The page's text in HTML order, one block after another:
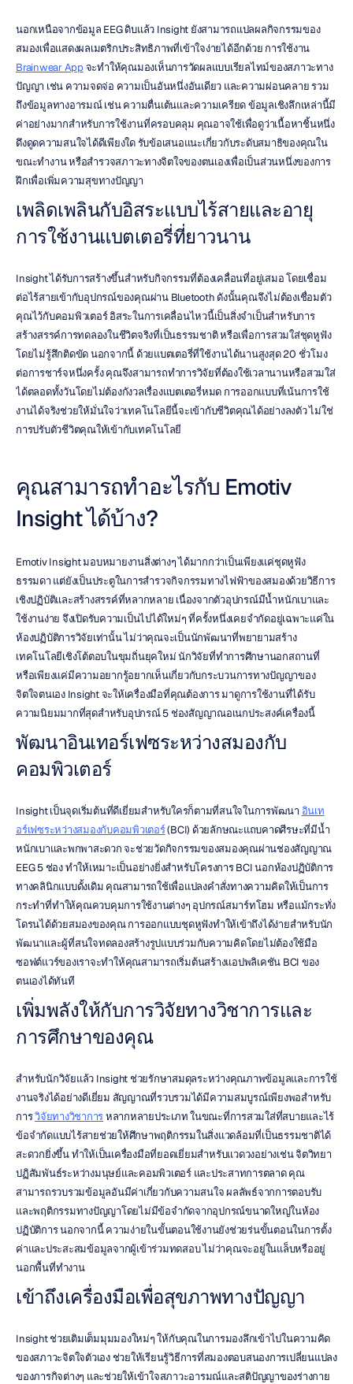
นอกเหนือจากข้อมูล EEG ดิบแล้ว Insight ยังสามารถแปลผลกิจกรรมของ
Brainwear App จะทำให้คุณมองเห็นการวัดผลแบบเรียลไทม์ของสภาวะทาง
ปัญญา เช่น ความจดจ่อ ความเป็นอันหนึ่งอันเดียว และความผ่อนคลาย รวม
ถึงข้อมูลทางอารมณ์ เช่น ความตื่นเต้นและความเครียด ข้อมูลเชิงลึกเหล่านี้มี
ค่าอย่างมากสำหรับการใช้งานที่ครอบคลุม คุณอาจใช้เพื่อดูว่าเนื้อหาชิ้นหนึ่ง
ดึงดูดความสนใจได้ดีเพียงใด รับข้อเสนอแนะเกี่ยวกับระดับสมาธิของคุณใน
ขณะทำงาน หรือสำรวจสภาวะทางจิตใจของตนเองเพื่อเป็นส่วนหนึ่งของการ
ฝึกเพื่อเพิ่มความสุขทางปัญญา
เพลิดเพลินกับอิสระแบบไร้สายและอายุ
การใช้งานแบตเตอรี่ที่ยาวนาน
Insight ได้รับการสร้างขึ้นสำหรับกิจกรรมที่ต้องเคลื่อนที่อยู่เสมอ โดยเชื่อม
ต่อไร้สายเข้ากับอุปกรณ์ของคุณผ่าน Bluetooth ดังนั้นคุณจึงไม่ต้องเชื่อมตัว
คุณไว้กับคอมพิวเตอร์ อิสระในการเคลื่อนไหวนี้เป็นสิ่งจำเป็นสำหรับการ
สร้างสรรค์การทดลองในชีวิตจริงที่เป็นธรรมชาติ หรือเพื่อการสวมใส่ชุดหูฟัง
โดยไม่รู้สึกติดขัด นอกจากนี้ ด้วยแบตเตอรี่ที่ใช้งานได้นานสูงสุด 20 ชั่วโมง
ต่อการชาร์จหนึ่งครั้ง คุณจึงสามารถทำการวิจัยที่ต้องใช้เวลานานหรือสวมใส่
ได้ตลอดทั้งวันโดยไม่ต้องกังวลเรื่องแบตเตอรี่หมด การออกแบบที่เน้นการใช้
งานได้จริงช่วยให้มั่นใจว่าเทคโนโลยีนี้จะเข้ากับชีวิตคุณได้อย่างลงตัว ไม่ใช่
การปรับตัวชีวิตคุณให้เข้ากับเทคโนโลยี
คุณสามารถทำอะไรกับ Emotiv
Insight ได้บ้าง?
Emotiv Insight มอบหมายงานสิ่งต่างๆ ได้มากกว่าเป็นเพียงแค่ชุดหูฟัง
ธรรมดา แต่ยังเป็นประตูในการสำรวจกิจกรรมทางไฟฟ้าของสมองด้วยวิธีการ
เชิงปฏิบัติและสร้างสรรค์ที่หลากหลาย เนื่องจากตัวอุปกรณ์มีน้ำหนักเบาและ
ใช้งานง่าย จึงเปิดรับความเป็นไปได้ใหม่ๆ ที่ครั้งหนึ่งเคยจำกัดอยู่เฉพาะแค่ใน
ห้องปฏิบัติการวิจัยเท่านั้น ไม่ว่าคุณจะเป็นนักพัฒนาที่พยายามสร้าง
เทคโนโลยีเชิงโต้ตอบในขุมถิ่นยุคใหม่ นักวิจัยที่ทำการศึกษานอกสถานที่
หรือเพียงแค่มีความอยากรู้อยากเห็นเกี่ยวกับกระบวนการทางปัญญาของ
จิตใจตนเอง Insight จะให้เครื่องมือที่คุณต้องการ มาดูการใช้งานที่ได้รับ
ความนิยมมากที่สุดสำหรับอุปกรณ์ 5 ช่องสัญญาณอเนกประสงค์เครื่องนี้
พัฒนาอินเทอร์เฟซระหว่างสมองกับ
คอมพิวเตอร์
Insight เป็นจุดเริ่มต้นที่ดีเยี่ยมสำหรับใครก็ตามที่สนใจในการพัฒนา อินเท
อร์เฟซระหว่างสมองกับคอมพิวเตอร์ (BCI) ด้วยลักษณะแถบคาดศีรษะที่มีน้ำ
หนักเบาและพกพาสะดวก จะช่วยวัดกิจกรรมของสมองคุณผ่านช่องสัญญาณ
EEG 5 ช่อง ทำให้เหมาะเป็นอย่างยิ่งสำหรับโครงการ BCI นอกห้องปฏิบัติการ
ทางคลินิกแบบดั้งเดิม คุณสามารถใช้เพื่อแปลงคำสั่งทางความคิดให้เป็นการ
กระทำที่ทำให้คุณควบคุมการใช้งานต่างๆ อุปกรณ์สมาร์ทโฮม หรือแม้กระทั่ง
โดรนได้ด้วยสมองของคุณ การออกแบบชุดหูฟังทำให้เข้าถึงได้ง่ายสำหรับนัก
พัฒนาและผู้ที่สนใจทดลองสร้างรูปแบบร่วมกับความคิดโดยไม่ต้องใช้มือ
ซอฟต์แวร์ของเราจะทำให้คุณสามารถเริ่มต้นสร้างแอปพลิเคชัน BCI ของ
ตนเองได้ทันที
เพิ่มพลังให้กับการวิจัยทางวิชาการและ
การศึกษาของคุณ
สำหรับนักวิจัยแล้ว Insight ช่วยรักษาสมดุลระหว่างคุณภาพข้อมูลและการใช้
งานจริงได้อย่างดีเยี่ยม สัญญาณที่รวบรวมได้มีความสมบูรณ์เพียงพอสำหรับ
การ วิจัยทางวิชาการ หลากหลายประเภท ในขณะที่การสวมใส่ที่สบายและไร้
ข้อจำกัดแบบไร้สายช่วยให้ศึกษาพฤติกรรมในสิ่งแวดล้อมที่เป็นธรรมชาติได้
สะดวกยิ่งขึ้น ทำให้เป็นเครื่องมือที่ยอดเยี่ยมสำหรับแวดวงอย่างเช่น จิตวิทยา
ปฏิสัมพันธ์ระหว่างมนุษย์และคอมพิวเตอร์ และประสาทการตลาด คุณ
สามารถรวบรวมข้อมูลอันมีค่าเกี่ยวกับความสนใจ ผลลัพธ์จากการตอบรับ
และพฤติกรรมทางปัญญาโดยไม่มีข้อจำกัดจากอุปกรณ์ขนาดใหญ่ในห้อง
ปฏิบัติการ นอกจากนี้ ความง่ายในขั้นตอนใช้งานยังช่วยร่นขั้นตอนในการตั้ง
ค่าและประสะสมข้อมูลจากผู้เข้าร่วมทดสอบ ไม่ว่าคุณจะอยู่ในแล็บหรืออยู่
นอกพื้นที่ทำงาน
เข้าถึงเครื่องมือเพื่อสุขภาพทางปัญญา
Insight ช่วยเติมเต็มมุมมองใหม่ๆ ให้กับคุณในการมองลึกเข้าไปในความคิด
ของสภาวะจิตใจตัวเอง ช่วยให้เรียนรู้วิธีการที่สมองตอบสนองการเปลี่ยนแปลง
ของภารกิจต่างๆ และช่วยให้เข้าใจสภาวะอารมณ์และสติปัญญาของร่างกาย